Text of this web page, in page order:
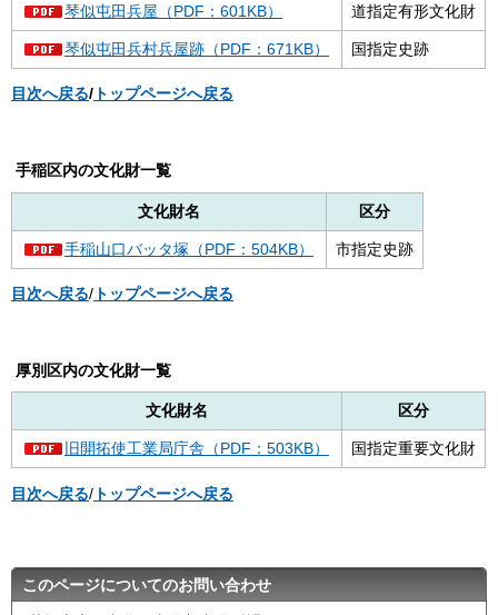
琴似屯田兵屋（PDF：601KB） 道指定有形文化財
琴似屯田兵村兵屋跡（PDF：671KB） 国指定史跡
目次へ戻る/ トップページへ戻る
手稲区内の文化財一覧
文化財名 区分
手稲山口バッタ塚（PDF：504KB） 市指定史跡
目次へ戻る/ トップページへ戻る
厚別区内の文化財一覧
文化財名 区分
旧開拓使工業局庁舎（PDF：503KB） 国指定重要文化財
目次へ戻る/ トップページへ戻る
このページについてのお問い合わせ